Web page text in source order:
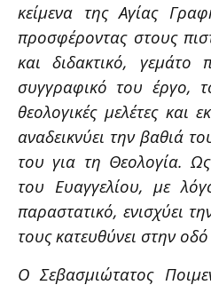
κείμενα της Αγίας
προσφέροντας στους
και διδακτικό, γεμάτο
συγγραφικό του έργο,
θεολογικές μελέτες και
αναδεικνύει την βαθιά
του για τη Θεολογία.
του Ευαγγελίου, με
παραστατικό, ενισχύει
τους κατευθύνει στην
Ο Σεβασμιώτατος